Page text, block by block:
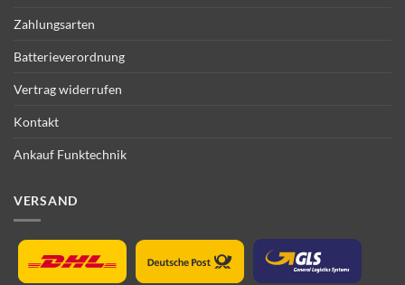
Zahlungsarten
Batterieverordnung
Vertrag widerrufen
Kontakt
Ankauf Funktechnik
VERSAND